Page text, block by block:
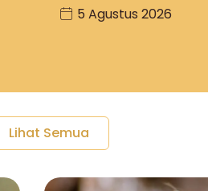
5 Agustus 2026
Lihat Semua